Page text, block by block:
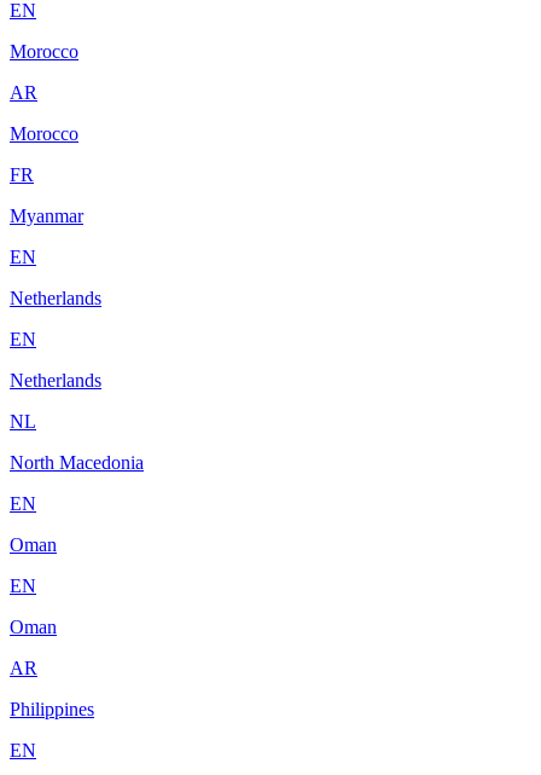
EN
Morocco
AR
Morocco
FR
Myanmar
EN
Netherlands
EN
Netherlands
NL
North Macedonia
EN
Oman
EN
Oman
AR
Philippines
EN